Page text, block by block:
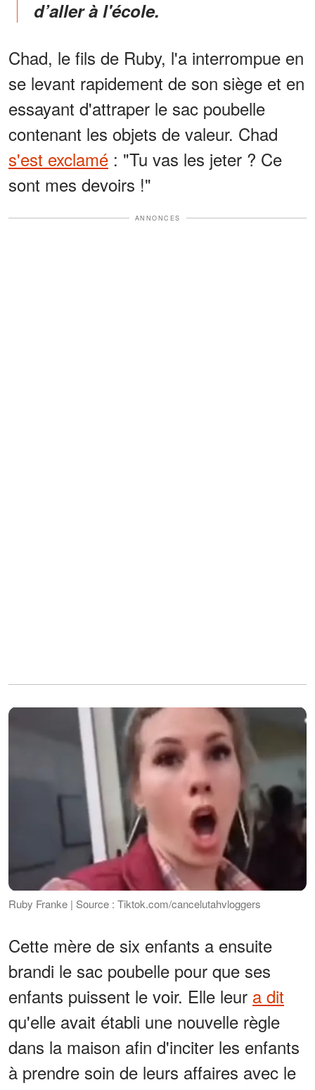
d’aller à l'école.
Chad, le fils de Ruby, l'a interrompue en
se levant rapidement de son siège et en
essayant d'attraper le sac poubelle
contenant les objets de valeur. Chad
s'est exclamé : "Tu vas les jeter ? Ce
sont mes devoirs !"
ANNONCES
Ruby Franke | Source : Tiktok.com/cancelutahvloggers
Cette mère de six enfants a ensuite
brandi le sac poubelle pour que ses
enfants puissent le voir. Elle leur a dit
qu'elle avait établi une nouvelle règle
dans la maison afin d'inciter les enfants
à prendre soin de leurs affaires avec le